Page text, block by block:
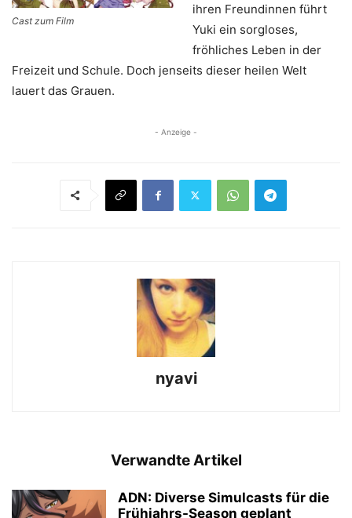
Cast zum Film
ihren Freundinnen führt
Yuki ein sorgloses,
fröhliches Leben in der
Freizeit und Schule. Doch jenseits dieser heilen Welt
lauert das Grauen.
- Anzeige -
nyavi
Verwandte Artikel
ADN: Diverse Simulcasts für die
Frühjahrs-Season geplant